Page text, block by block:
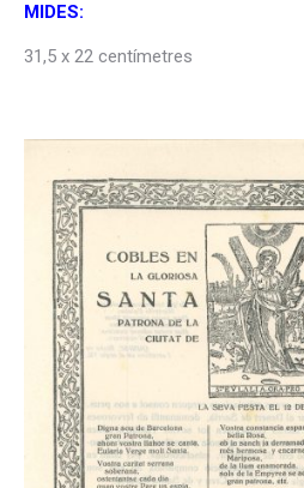
MIDES:
31,5 x 22 centímetres